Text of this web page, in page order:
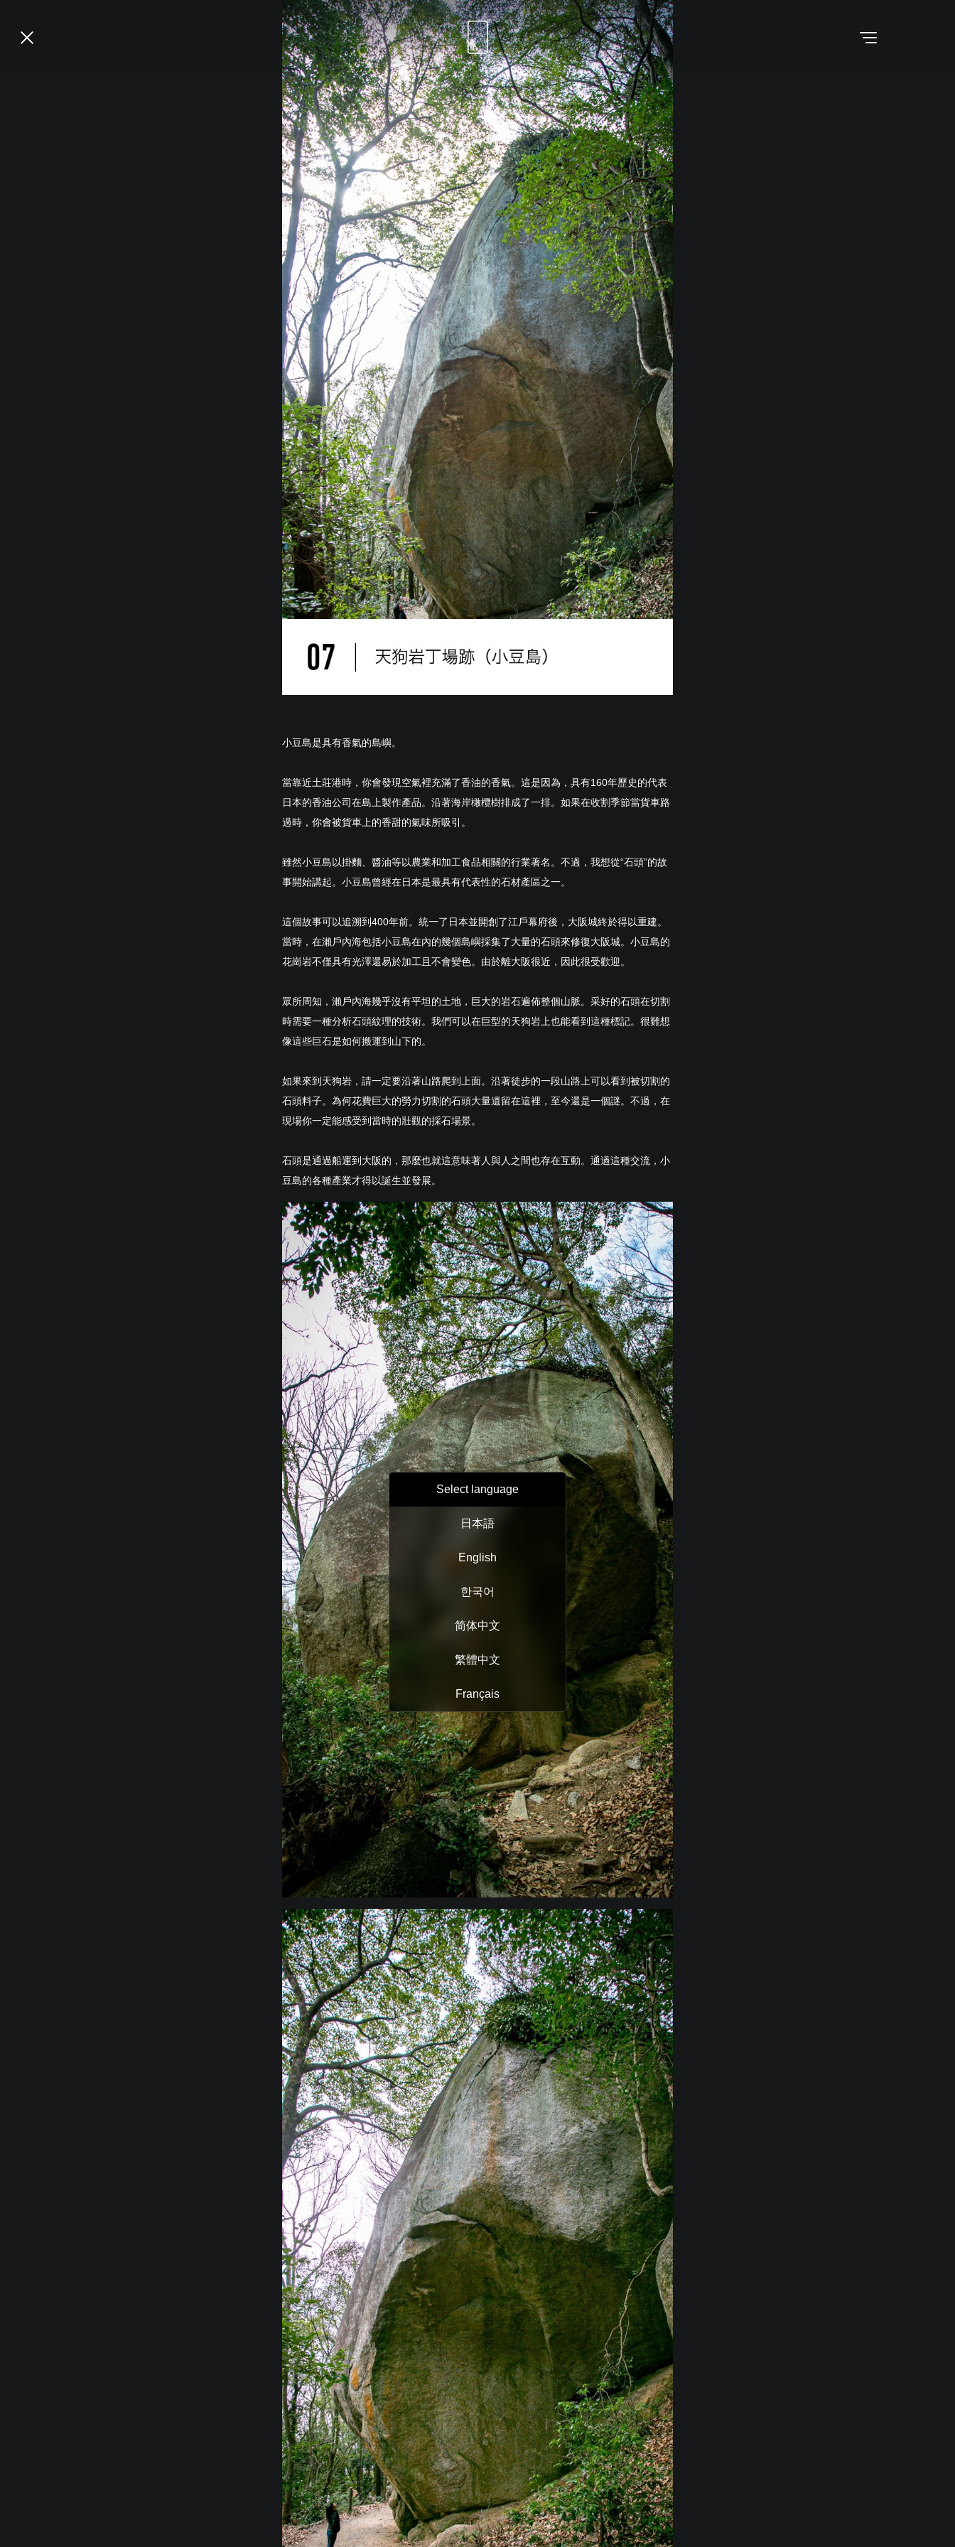
小豆島是具有香氣的島嶼。
當靠近土莊港時，你會發現空氣裡充滿了香油的香氣。這是因為，具有160年歷史的代表
日本的香油公司在島上製作產品。沿著海岸橄欖樹排成了一排。如果在收割季節當貨車路
過時，你會被貨車上的香甜的氣味所吸引。
雖然小豆島以掛麵、醬油等以農業和加工食品相關的行業著名。不過，我想從“石頭”的故
事開始講起。小豆島曾經在日本是最具有代表性的石材產區之一。
這個故事可以追溯到400年前。統一了日本並開創了江戶幕府後，大阪城終於得以重建。
當時，在瀨戶內海包括小豆島在內的幾個島嶼採集了大量的石頭來修復大阪城。小豆島的
花崗岩不僅具有光澤還易於加工且不會變色。由於離大阪很近，因此很受歡迎。
眾所周知，瀨戶內海幾乎沒有平坦的土地，巨大的岩石遍佈整個山脈。采好的石頭在切割
時需要一種分析石頭紋理的技術。我們可以在巨型的天狗岩上也能看到這種標記。很難想
像這些巨石是如何搬運到山下的。
如果來到天狗岩，請一定要沿著山路爬到上面。沿著徒步的一段山路上可以看到被切割的
石頭料子。為何花費巨大的勞力切割的石頭大量遺留在這裡，至今還是一個謎。不過，在
現場你一定能感受到當時的壯觀的採石場景。
石頭是通過船運到大阪的，那麼也就這意味著人與人之間也存在互動。通過這種交流，小
豆島的各種產業才得以誕生並發展。
Select language
日本語
English
한국어
简体中文
繁體中文
Français